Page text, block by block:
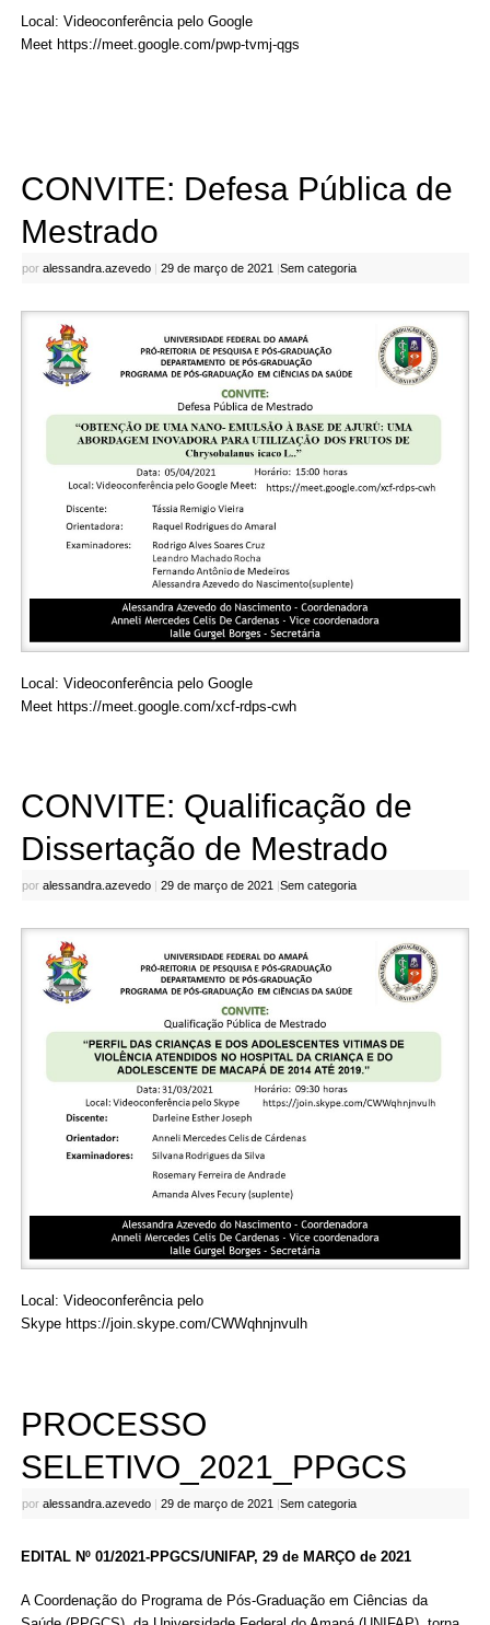
Local: Videoconferência pelo Google
Meet https://meet.google.com/pwp-tvmj-qgs
CONVITE: Defesa Pública de
Mestrado
por alessandra.azevedo | 29 de março de 2021 |Sem categoria
Local: Videoconferência pelo Google
Meet https://meet.google.com/xcf-rdps-cwh
CONVITE: Qualificação de
Dissertação de Mestrado
por alessandra.azevedo 29 de março de 2021 Sem categoria
Local: Videoconferência pelo
Skype https://join.skype.com/CWWqhnjnvulh
PROCESSO
SELETIVO_2021_PPGCS
por alessandra.azevedo | 29 de março de 2021 |Sem categoria
EDITAL Nº 01/2021-PPGCS/UNIFAP, 29 de MARÇO de 2021
A Coordenação do Programa de Pós-Graduação em Ciências da